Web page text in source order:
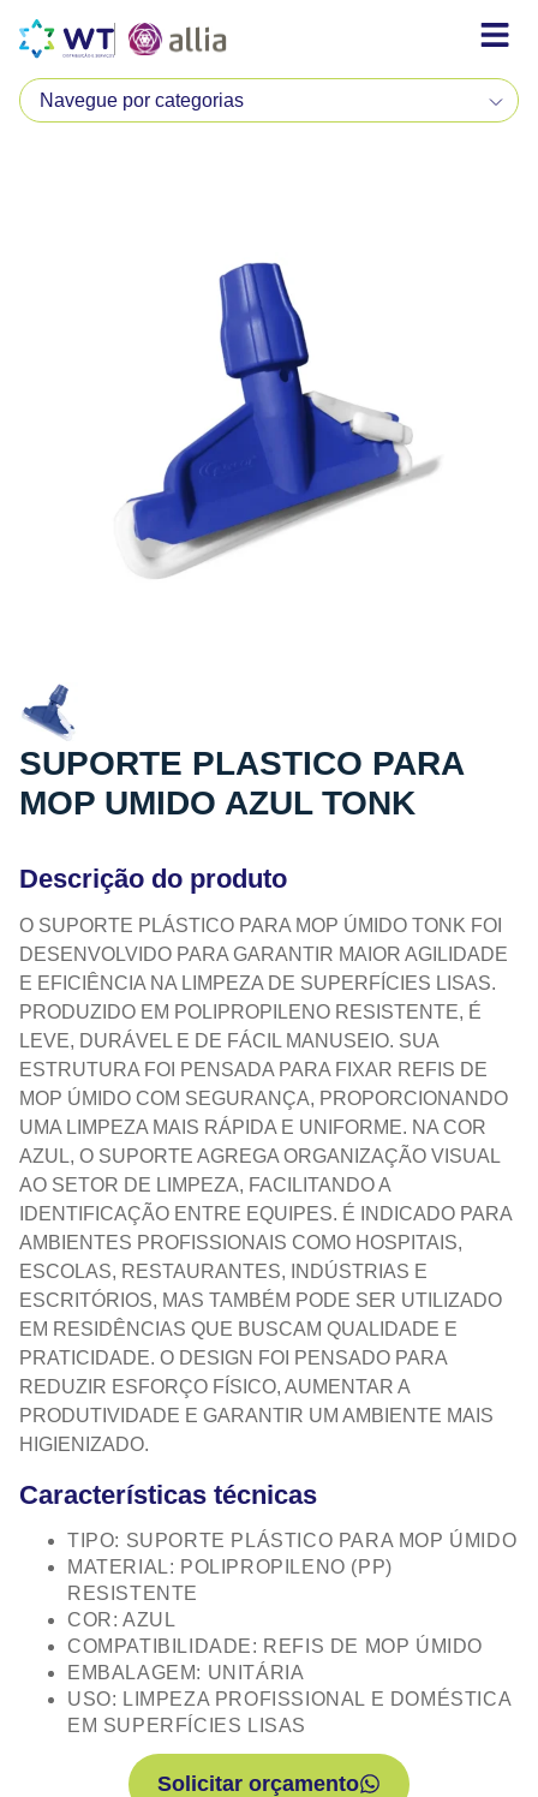
SUPORTE PLASTICO PARA
MOP UMIDO AZUL TONK
Descrição do produto
O SUPORTE PLÁSTICO PARA MOP ÚMIDO TONK FOI
DESENVOLVIDO PARA GARANTIR MAIOR AGILIDADE
E EFICIÊNCIA NA LIMPEZA DE SUPERFÍCIES LISAS.
PRODUZIDO EM POLIPROPILENO RESISTENTE, É
LEVE, DURÁVEL E DE FÁCIL MANUSEIO. SUA
ESTRUTURA FOI PENSADA PARA FIXAR REFIS DE
MOP ÚMIDO COM SEGURANÇA, PROPORCIONANDO
UMA LIMPEZA MAIS RÁPIDA E UNIFORME. NA COR
AZUL, O SUPORTE AGREGA ORGANIZAÇÃO VISUAL
AO SETOR DE LIMPEZA, FACILITANDO A
IDENTIFICAÇÃO ENTRE EQUIPES. É INDICADO PARA
AMBIENTES PROFISSIONAIS COMO HOSPITAIS,
ESCOLAS, RESTAURANTES, INDÚSTRIAS E
ESCRITÓRIOS, MAS TAMBÉM PODE SER UTILIZADO
EM RESIDÊNCIAS QUE BUSCAM QUALIDADE E
PRATICIDADE. O DESIGN FOI PENSADO PARA
REDUZIR ESFORÇO FÍSICO, AUMENTAR A
PRODUTIVIDADE E GARANTIR UM AMBIENTE MAIS
HIGIENIZADO.
Características técnicas
TIPO: SUPORTE PLÁSTICO PARA MOP ÚMIDO
MATERIAL: POLIPROPILENO (PP)
RESISTENTE
COR: AZUL
COMPATIBILIDADE: REFIS DE MOP ÚMIDO
EMBALAGEM: UNITÁRIA
USO: LIMPEZA PROFISSIONAL E DOMÉSTICA
EM SUPERFÍCIES LISAS
Solicitar orçamento